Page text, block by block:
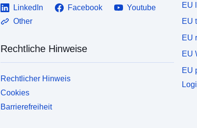
LinkedIn Facebook
Youtube
Other
Rechtliche Hinweise
Rechtlicher Hinweis
Cookies
Barrierefreiheit
EU
EU
EU
EU
EU